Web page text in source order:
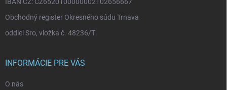
Obchodný register Okresného súdu Trnava
oddiel Sro, vložka č. 48236/T
INFORMÁCIE PRE VÁS
O nás